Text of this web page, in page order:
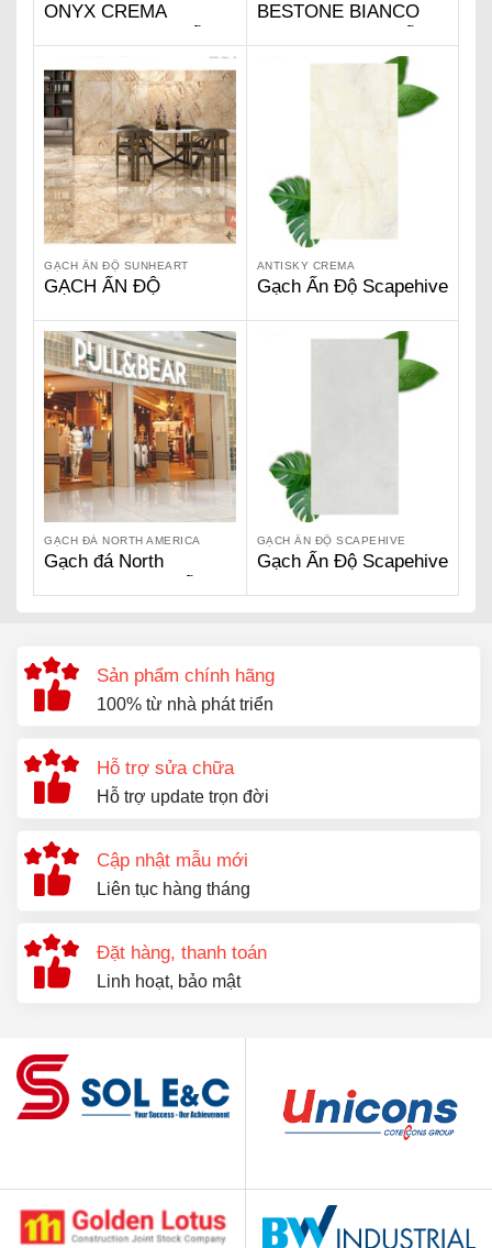
ONYX CREMA
BESTONE BIANCO
ĐỘ SCAPEHIVE
GẠCH ẤN ĐỘ SUNHEART
GẠCH ẤN ĐỘ
ANTISKY CREMA
Gạch Ấn Độ Scapehive
Crema SG 6202
GẠCH ĐÁ NORTH AMERICA
Gạch đá North
GẠCH ẤN ĐỘ SCAPEHIVE
Gạch Ấn Độ Scapehive
Sản phẩm chính hãng
100% từ nhà phát triển
Hỗ trợ sửa chữa
Hỗ trợ update trọn đời
Cập nhật mẫu mới
Liên tục hàng tháng
Đặt hàng, thanh toán
Linh hoạt, bảo mật